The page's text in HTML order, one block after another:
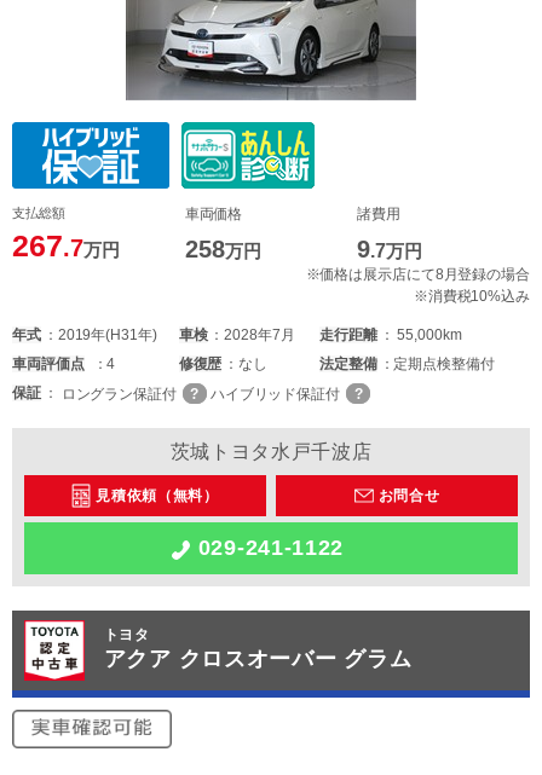
支払総額
267.7万円
車両価格
258万円
諸費用
9.7万円
※価格は展示店にて8月登録の場合
※消費税10%込み
年式 2019年(H31年) 車検 2028年7月 走行距離
55,000km
車両評価点 4 修復歴 なし 法定整備
定期点検整備付
保証
ロングラン保証付 ハイブリッド保証付
茨城トヨタ水戸千波店
見積依頼（無料） お問合せ
029-241-1122
トヨタ
アクア クロスオーバー グラム